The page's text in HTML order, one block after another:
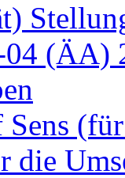
(ÄA)
die